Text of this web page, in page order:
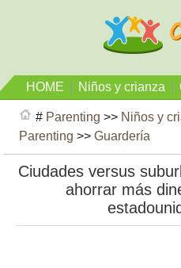
HOME Niños y crianza
# Parenting >> Niños y
Parenting >>Guardería
Ciudades versus
ahorrar más